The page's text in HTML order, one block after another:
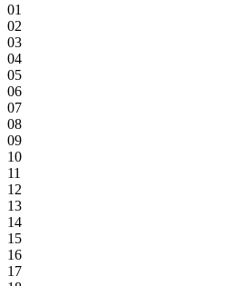
01
02
03
04
05
06
07
08
09
10
11
12
13
14
15
16
17